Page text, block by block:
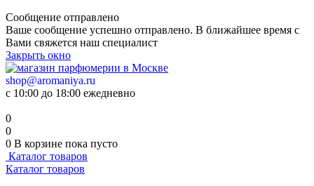
Сообщение отправлено
Ваше сообщение успешно отправлено. В ближайшее время с
Вами свяжется наш специалист
Закрыть окно
shop@aromaniya.ru
с 10:00 до 18:00 ежедневно
0
0
0 В корзине пока пусто
Каталог товаров
Каталог товаров